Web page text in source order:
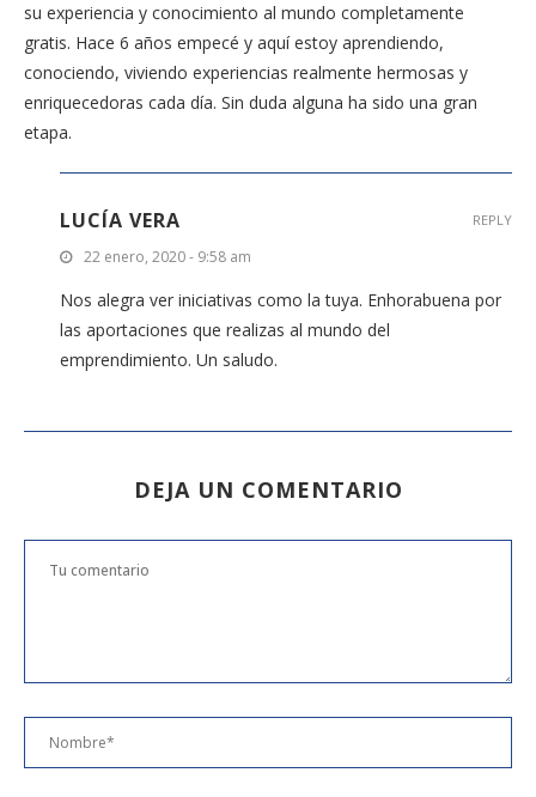
su experiencia y conocimiento al mundo completamente
gratis. Hace 6 años empecé y aquí estoy aprendiendo,
conociendo, viviendo experiencias realmente hermosas y
enriquecedoras cada día. Sin duda alguna ha sido una gran
etapa.
LUCÍA VERA
22 enero, 2020 - 9:58 am
Nos alegra ver iniciativas como la tuya. Enhorabuena por
las aportaciones que realizas al mundo del
emprendimiento. Un saludo.
REPLY
DEJA UN COMENTARIO